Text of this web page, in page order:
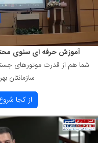
آموزش حرفه ای سئوی
شما هم از قدرت موتورهای
سازمانتان
از كجا